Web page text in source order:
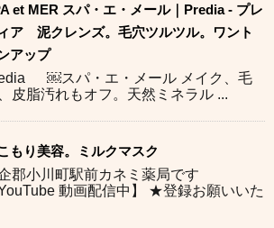
et MER スパ・エ・メール｜Predia - プレ
ア 泥クレンズ。毛穴ツルツル。ワント
アップ
￼スパ・エ・メール メイク、毛
皮脂汚れもオフ。天然ミネラル ...
もり美容。ミルクマスク
郡小川町駅前カネミ薬局です
YouTube 動画配信中】 ★登録お願いいた